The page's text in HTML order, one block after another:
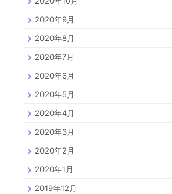
2020年9月
2020年8月
2020年7月
2020年6月
2020年5月
2020年4月
2020年3月
2020年2月
2020年1月
2019年12月